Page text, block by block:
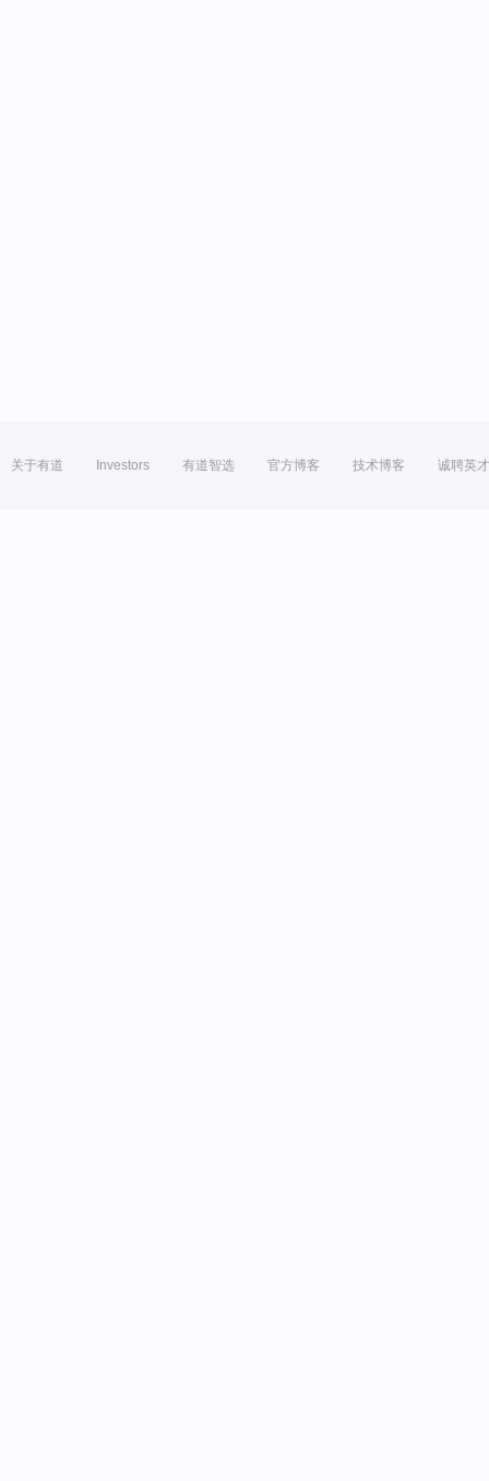
关于有道 Investors 有道智选 官方博客 技术博客 诚聘英才